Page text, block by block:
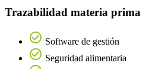
Trazabilidad materia prima
Software de gestión
Seguridad alimentaria